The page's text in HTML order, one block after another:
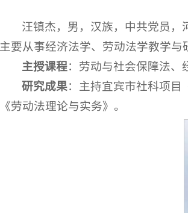
汪镇杰，男，汉族，中共党员，
主要从事经济法学、劳动法学教学与
主授课程：劳动与社会保障法、
研究成果：主持宜宾市社科项
《劳动法理论与实务》。